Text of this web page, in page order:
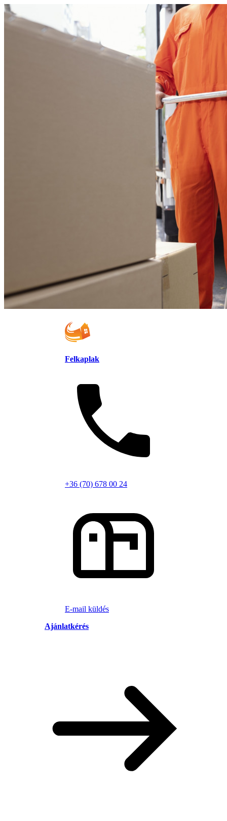
Felkaplak
+36 (70) 678 00 24
E-mail küldés
Ajánlatkérés